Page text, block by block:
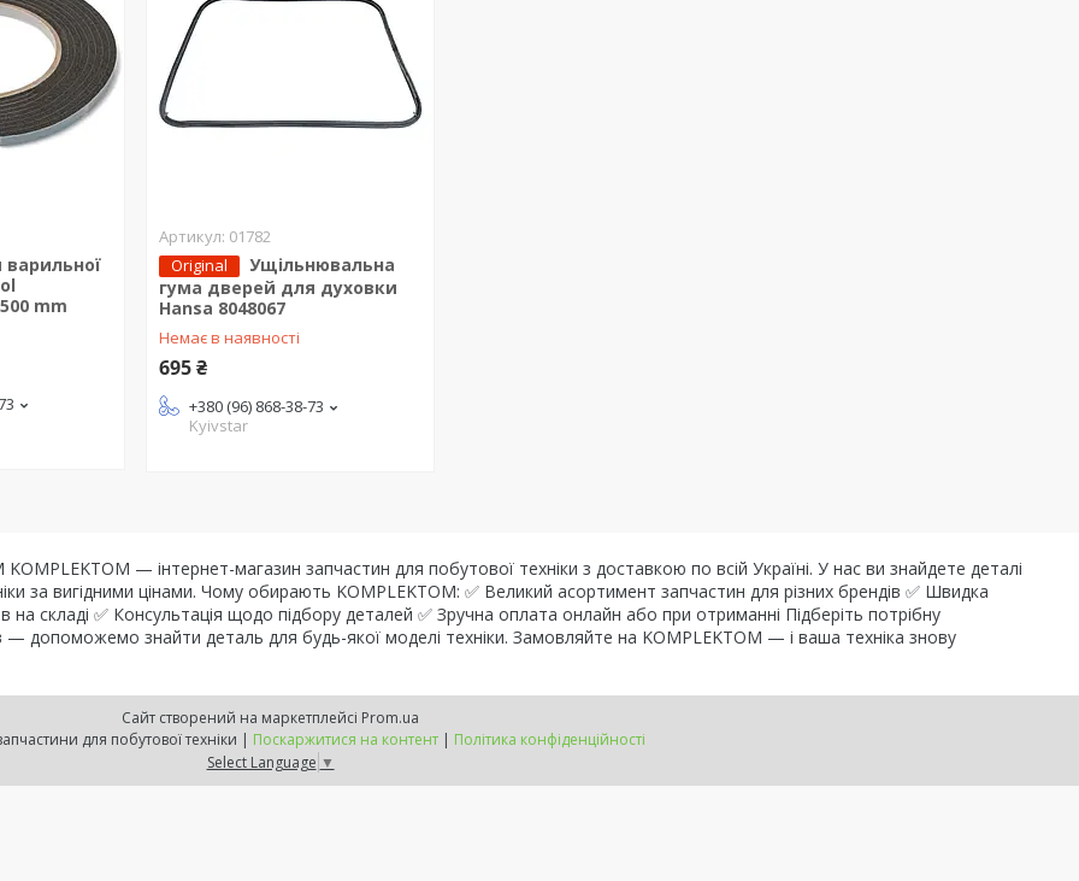
mm
01782
Original
Ущільнювальна
гума дверей для духовки
Hansa 8048067
Немає в наявності
695 ₴
+380 (96) 868-38-73
Kyivstar
— інтернет-магазин запчастин для побутової техніки з доставкою по всій Україні. У нас ви знайдете деталі
за вигідними цінами. Чому обирають KOMPLEKTOM: ✅ Великий асортимент запчастин для різних брендів ✅ Швидка
складі ✅ Консультація щодо підбору деталей ✅ Зручна оплата онлайн або при отриманні Підберіть потрібну
— допоможемо знайти деталь для будь-якої моделі техніки. Замовляйте на KOMPLEKTOM — і ваша техніка знову
Сайт створений на маркетплейсі Prom.ua
Комплектом - запчастини для побутової техніки | Поскаржитися на контент | Політика конфіденційності
Select Language ▼